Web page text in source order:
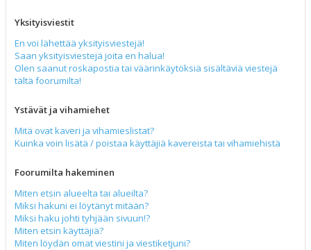
Yksityisviestit
En voi lähettää yksityisviestejä!
Saan yksityisviestejä joita en halua!
Olen saanut roskapostia tai väärinkäytöksiä sisältäviä viestejä
tältä foorumilta!
Ystävät ja vihamiehet
Mitä ovat kaveri ja vihamieslistat?
Kuinka voin lisätä / poistaa käyttäjiä kavereista tai vihamiehistä
Foorumilta hakeminen
Miten etsin alueelta tai alueilta?
Miksi hakuni ei löytänyt mitään?
Miksi haku johti tyhjään sivuun!?
Miten etsin käyttäjiä?
Miten löydän omat viestini ja viestiketjuni?